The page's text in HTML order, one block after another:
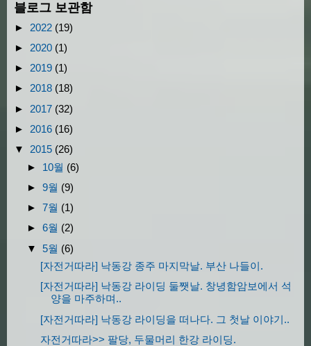
블로그 보관함
► 2022 (19)
► 2020 (1)
► 2019 (1)
► 2018 (18)
► 2017 (32)
► 2016 (16)
▼ 2015 (26)
► 10월 (6)
► 9월 (9)
► 7월 (1)
► 6월 (2)
▼ 5월 (6)
[자전거따라] 낙동강 종주 마지막날. 부산 나들이.
[자전거따라] 낙동강 라이딩 둘쨋날. 창녕함암보에서 석
양을 마주하며..
[자전거따라] 낙동강 라이딩을 떠나다. 그 첫날 이야기..
자전거따라>> 팔당, 두물머리 한강 라이딩.